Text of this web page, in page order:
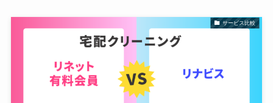
サービス比較